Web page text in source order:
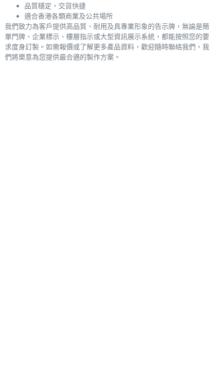
品質穩定，交貨快捷
適合香港各類商業及公共場所
我們致力為客戶提供高品質、耐用及具專業形象的告示牌，無論是簡
單門牌、企業標示、樓層指示或大型資訊展示系統，都能按照您的要
求度身訂製。如需報價或了解更多產品資料，歡迎隨時聯絡我們，我
們將樂意為您提供最合適的製作方案。